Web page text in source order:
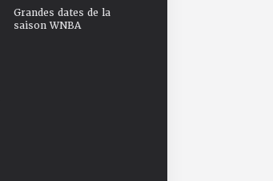
Grandes dates de la
saison WNBA